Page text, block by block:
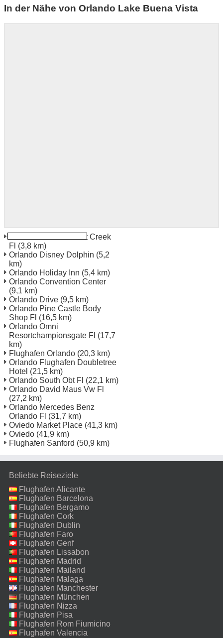
In der Nähe von Orlando Lake Buena Vista
Orlando Hilton Bonnet Creek
Fl (3,8 km)
Orlando Disney Dolphin (5,2
km)
Orlando Holiday Inn (5,4 km)
Orlando Convention Center
(9,1 km)
Orlando Drive (9,5 km)
Orlando Pine Castle Body
Shop Fl (16,5 km)
Orlando Omni
Resortchampionsgate Fl (17,7
km)
Flughafen Orlando (20,3 km)
Orlando Flughafen Doubletree
Hotel (21,5 km)
Orlando South Obt Fl (22,1 km)
Orlando David Maus Vw Fl
(27,2 km)
Orlando Mercedes Benz
Orlando Fl (31,7 km)
Oviedo Market Place (41,3 km)
Oviedo (41,9 km)
Flughafen Sanford (50,9 km)
Beliebte Reiseziele
Flughafen Alicante
Flughafen Barcelona
Flughafen Bergamo
Flughafen Cork
Flughafen Dublin
Flughafen Faro
Flughafen Genf
Flughafen Lissabon
Flughafen Madrid
Flughafen Mailand
Malpensa
Flughafen Malaga
Flughafen Manchester
Flughafen München
Flughafen Nizza
Flughafen Pisa
Flughafen Rom Fiumicino
Flughafen Valencia